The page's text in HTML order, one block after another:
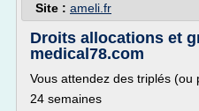
Site : ameli.fr
Droits allocations et
medical78.com
Vous attendez des triplés (ou
24 semaines